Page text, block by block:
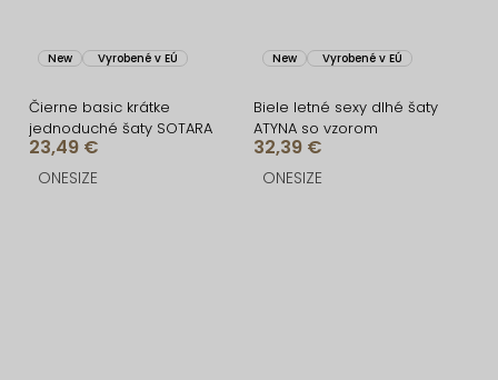
New Vyrobené v EÚ
Čierne basic krátke
jednoduché šaty SOTARA
23,49 €
ONESIZE
New Vyrobené v EÚ
Biele letné sexy dlhé šaty
ATYNA so vzorom
32,39 €
ONESIZE